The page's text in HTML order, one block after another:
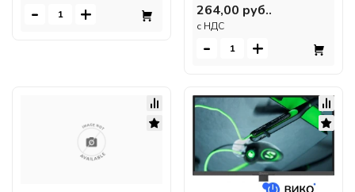
- + 264,00 руб..
c НДС
- +